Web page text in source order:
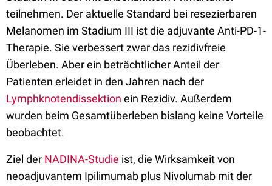
teilnehmen. Der aktuelle Standard bei resezierbaren
Melanomen im Stadium III ist die adjuvante Anti-PD-1-
Therapie. Sie verbessert zwar das rezidivfreie
Überleben. Aber ein beträchtlicher Anteil der
Patienten erleidet in den Jahren nach der
Lymphknotendissektion ein Rezidiv. Außerdem
wurden beim Gesamtüberleben bislang keine Vorteile
beobachtet.
Ziel der NADINA-Studie ist, die Wirksamkeit von
neoadjuvantem Ipilimumab plus Nivolumab mit der